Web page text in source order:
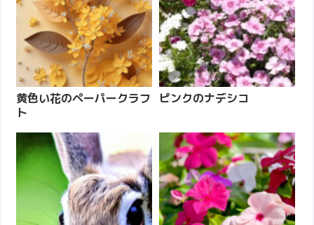
黄色い花のペーパークラフ
ト
ピンクのナデシコ